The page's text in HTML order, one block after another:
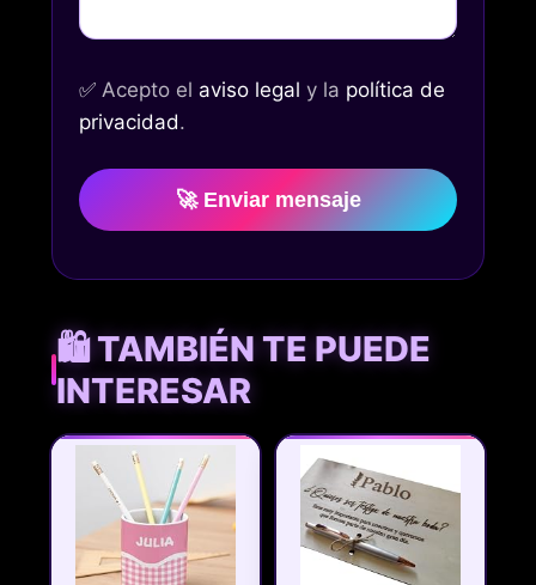
✅ Acepto el aviso legal y la política de
privacidad.
🚀 Enviar mensaje
🛍️ TAMBIÉN TE PUEDE
INTERESAR